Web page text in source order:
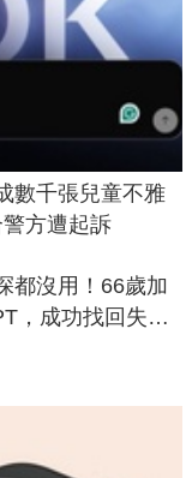
數千張兒童不雅
方遭起訴
都沒用！66歲加
，成功找回失散